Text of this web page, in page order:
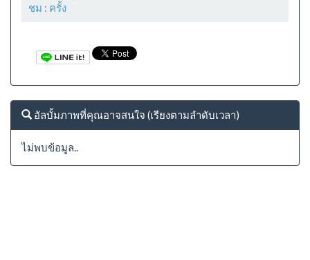
ชม : ครั้ง
อัลบั้มภาพที่คุณอาจสนใจ (เรียงตามลำดับเวลา)
ไม่พบข้อมูล..